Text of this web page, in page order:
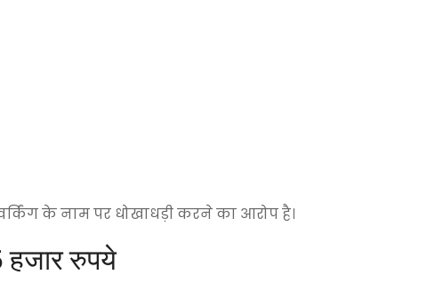
के नाम पर धोखाधड़ी करने का आरोप है।
हजार रुपये